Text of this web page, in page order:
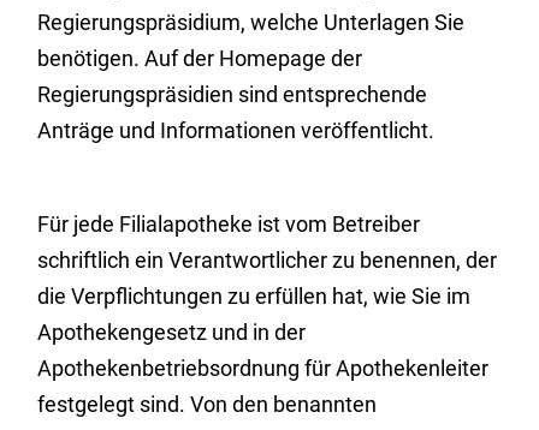
Regierungspräsidium, welche Unterlagen Sie
benötigen. Auf der Homepage der
Regierungspräsidien sind entsprechende
Anträge und Informationen veröffentlicht.
Für jede Filialapotheke ist vom Betreiber
schriftlich ein Verantwortlicher zu benennen, der
die Verpflichtungen zu erfüllen hat, wie Sie im
Apothekengesetz und in der
Apothekenbetriebsordnung für Apothekenleiter
festgelegt sind. Von den benannten